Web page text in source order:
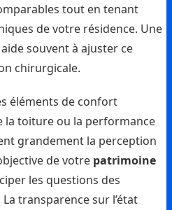
tout en tenant
de votre résidence. Une
souvent à ajuster ce
chirurgicale.
éléments de confort
la toiture ou la performance
grandement la perception
de votre patrimoine
les questions des
transparence sur l’état